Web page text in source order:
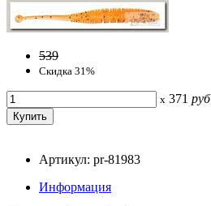
539
Скидка 31%
x 371 руб
Артикул: pr-81983
Информация